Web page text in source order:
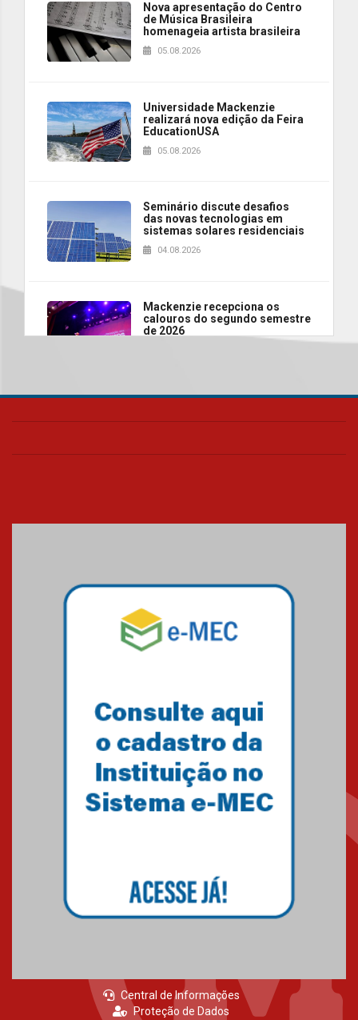
Nova apresentação do Centro
de Música Brasileira
homenageia artista brasileira
05.08.2026
Universidade Mackenzie
realizará nova edição da Feira
EducationUSA
05.08.2026
Seminário discute desafios
das novas tecnologias em
sistemas solares residenciais
04.08.2026
Mackenzie recepciona os
calouros do segundo semestre
de 2026
Brasília prepara seus
XIII Fórum de Aprendizagem
Transformadora reúne
docentes para debater
inovação e desafios da
Professora do Mackenzie é
finalista do Prêmio Jabuti com
obra sobre ética e arquitetura
contemporânea
internacionais
03.08.2026
Central de Informações
Proteção de Dados